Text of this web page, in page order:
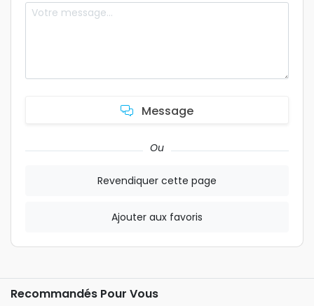
Message
Ou
Revendiquer cette page
Ajouter aux favoris
Recommandés Pour Vous